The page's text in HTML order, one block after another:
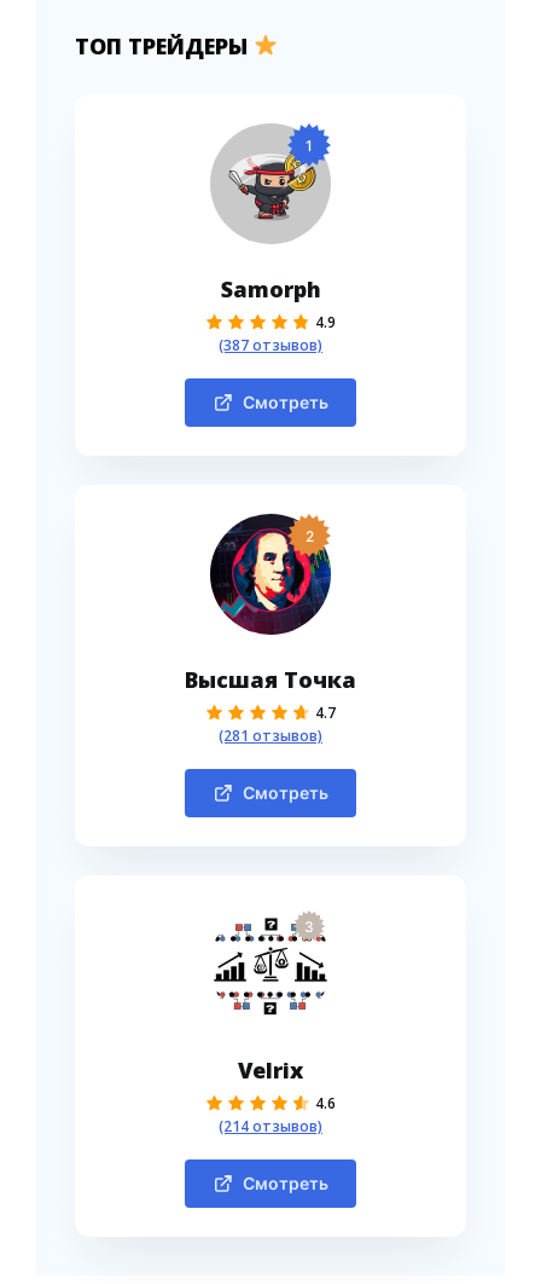
ТОП ТРЕЙДЕРЫ
1
Samorph
4.9
(387 отзывов)
Смотреть
2
Высшая Точка
4.7
(281 отзывов)
Смотреть
3
Velrix
4.6
(214 отзывов)
Смотреть